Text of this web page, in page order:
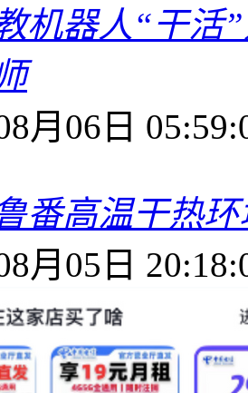
机器人“干活
月06日
番高温干热
月05日